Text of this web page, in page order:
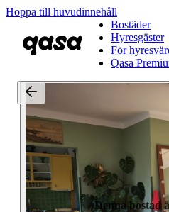
Hoppa till huvudinnehåll
Bostäder
Hyresgäster
För
Qasa
Denna bostad